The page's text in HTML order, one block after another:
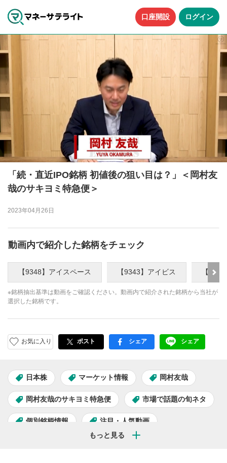
口座開設 ログイン
「続・直近IPO銘柄 初値後の狙い目は？」＜岡村友
哉のサキヨミ特急便＞
2023年04月26日
動画内で紹介した銘柄をチェック
【9348】アイスペース 【9343】アイビス 【
※銘柄抽出基準は動画をご確認ください。動画内で紹介された銘柄から当社が
選択した銘柄です。
お気に入り ポスト facebook
シェア LINE
シェア
日本株 マーケット情報 岡村友哉
岡村友哉のサキヨミ特急便 市場で話題の旬ネタ
個別銘柄情報 注目・人気動画